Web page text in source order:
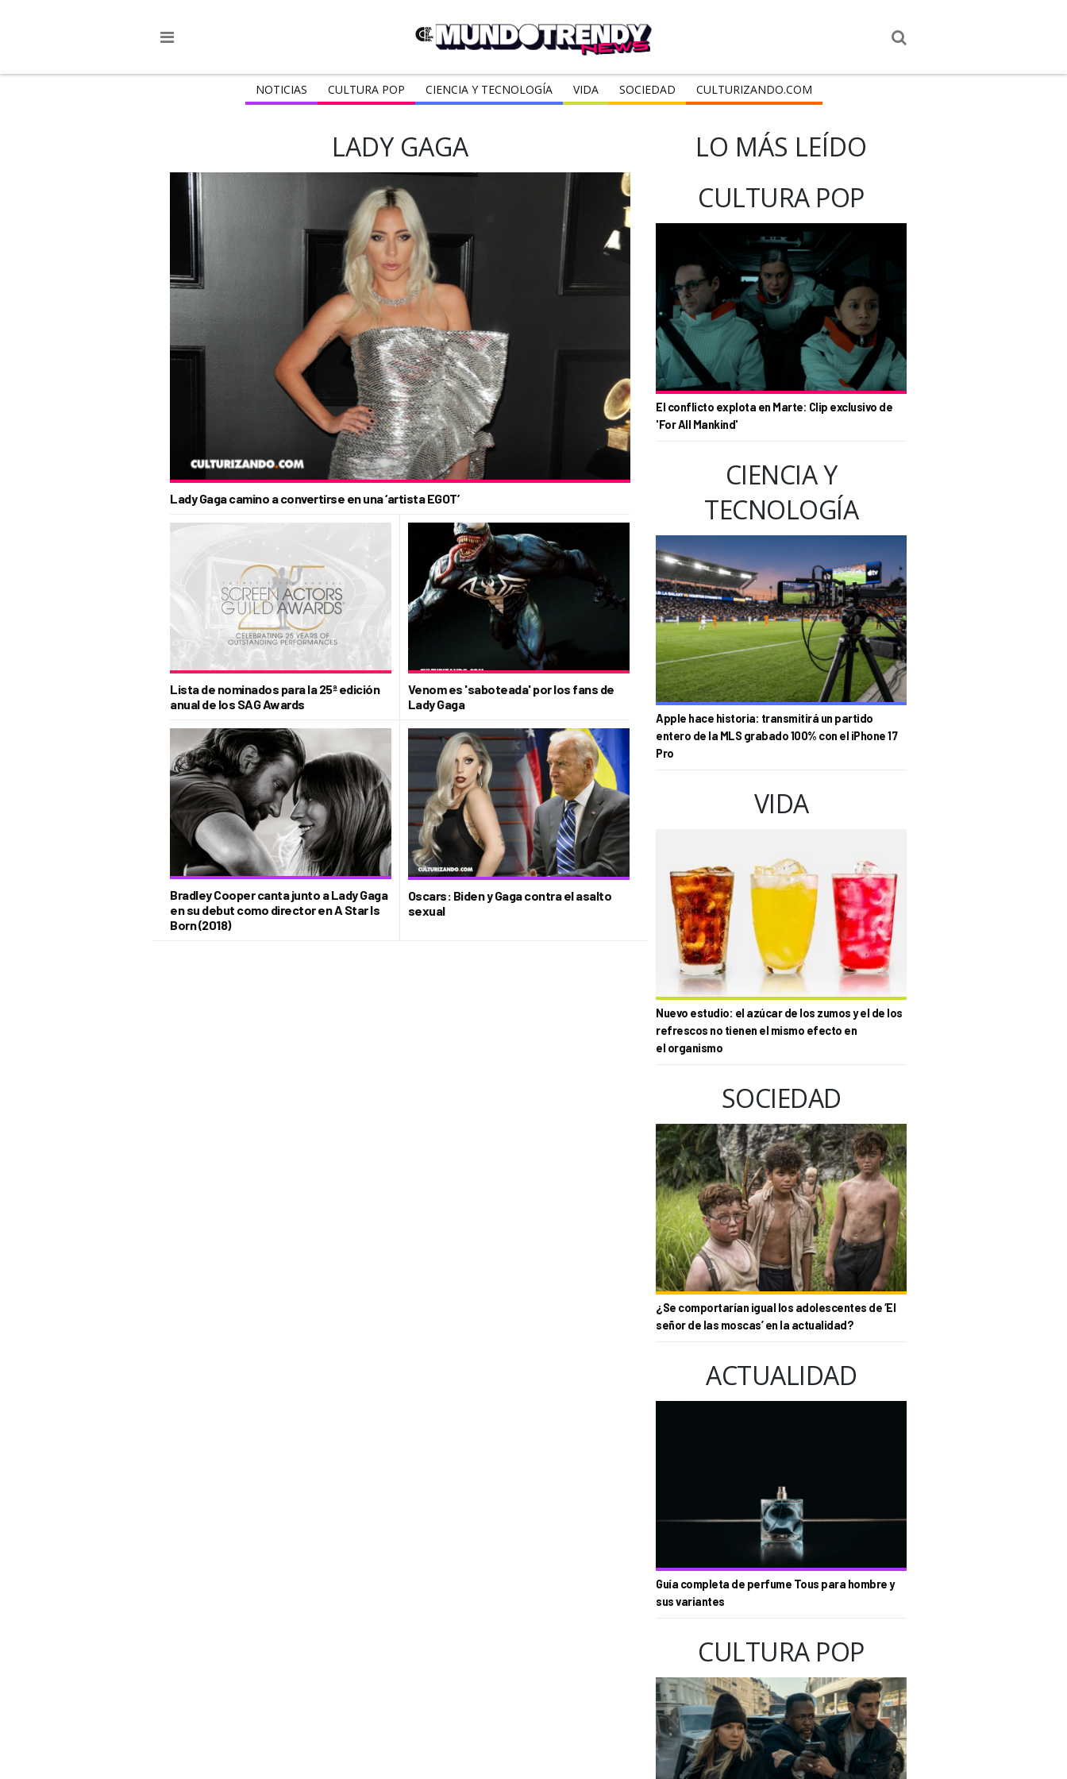
NOTICIAS CULTURA POP CIENCIA Y TECNOLOGÍA VIDA SOCIEDAD CULTURIZANDO.COM
LADY GAGA
Lady Gaga camino a convertirse en una ‘artista EGOT’
Lista de nominados para la 25ª edición
anual de los SAG Awards
Venom es 'saboteada' por los fans de
Lady Gaga
Bradley Cooper canta junto a Lady Gaga
en su debut como director en A Star Is
Born (2018)
Oscars: Biden y Gaga contra el asalto
sexual
LO MÁS LEÍDO
CULTURA POP
El conflicto explota en Marte: Clip exclusivo de
'For All Mankind'
CIENCIA Y
TECNOLOGÍA
Apple hace historia: transmitirá un partido
entero de la MLS grabado 100% con el iPhone 17
Pro
VIDA
Nuevo estudio: el azúcar de los zumos y el de los
refrescos no tienen el mismo efecto en
el organismo
SOCIEDAD
¿Se comportarían igual los adolescentes de ‘El
señor de las moscas’ en la actualidad?
ACTUALIDAD
Guía completa de perfume Tous para hombre y
sus variantes
CULTURA POP